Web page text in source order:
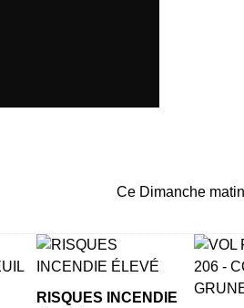
Ce Dimanche
RISQUES INCENDIE